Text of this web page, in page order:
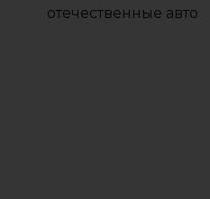
отечественные авто